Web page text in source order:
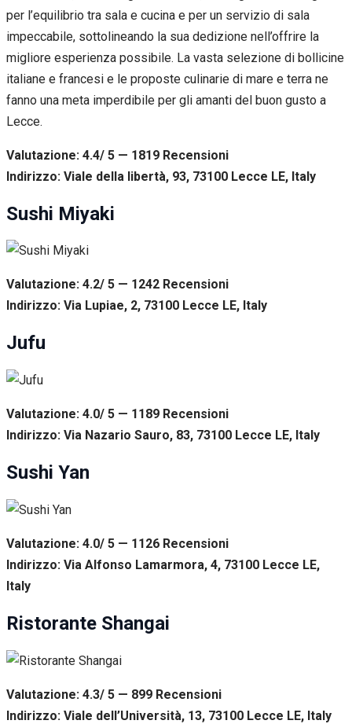
per l’equilibrio tra sala e cucina e per un servizio di sala
impeccabile, sottolineando la sua dedizione nell’offrire la
migliore esperienza possibile. La vasta selezione di bollicine
italiane e francesi e le proposte culinarie di mare e terra ne
fanno una meta imperdibile per gli amanti del buon gusto a
Lecce.
Valutazione: 4.4/ 5 — 1819 Recensioni
Indirizzo: Viale della libertà, 93, 73100 Lecce LE, Italy
Sushi Miyaki
Valutazione: 4.2/ 5 — 1242 Recensioni
Indirizzo: Via Lupiae, 2, 73100 Lecce LE, Italy
Jufu
Valutazione: 4.0/ 5 — 1189 Recensioni
Indirizzo: Via Nazario Sauro, 83, 73100 Lecce LE, Italy
Sushi Yan
Valutazione: 4.0/ 5 — 1126 Recensioni
Indirizzo: Via Alfonso Lamarmora, 4, 73100 Lecce LE,
Italy
Ristorante Shangai
Valutazione: 4.3/ 5 — 899 Recensioni
Indirizzo: Viale dell’Università, 13, 73100 Lecce LE, Italy